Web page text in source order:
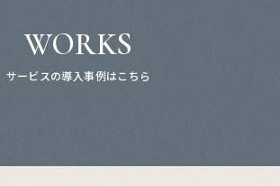
WORKS
サービスの導入事例はこちら